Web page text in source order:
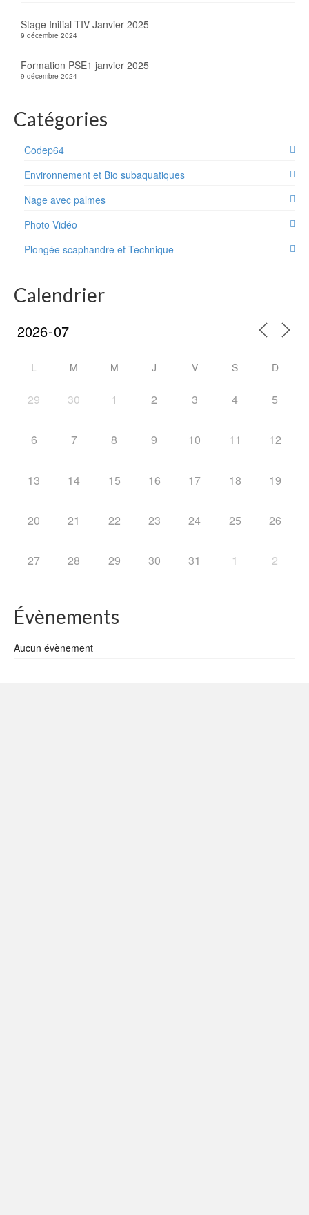
Stage Initial TIV Janvier 2025
9 décembre 2024
Formation PSE1 janvier 2025
9 décembre 2024
Catégories
Codep64
Environnement et Bio subaquatiques
Nage avec palmes
Photo Vidéo
Plongée scaphandre et Technique
Calendrier
L M M J V S D
29 30 1 2 3 4 5
6 7 8 9 10 11 12
13 14 15 16 17 18 19
20 21 22 23 24 25 26
27 28 29 30 31 1 2
Évènements
Aucun évènement